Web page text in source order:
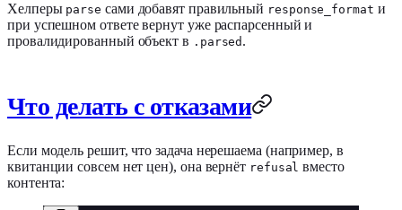
Хелперы parse сами добавят правильный response_format и
при успешном ответе вернут уже распарсенный и
провалидированный объект в .parsed .
Что делать с отказами
Если модель решит, что задача нерешаема (например, в
квитанции совсем нет цен), она вернёт refusal вместо
контента: